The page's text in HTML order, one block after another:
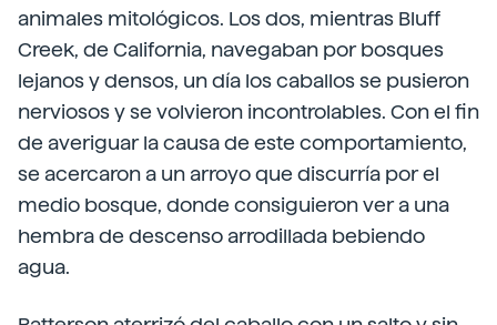
animales mitológicos. Los dos, mientras Bluff
Creek, de California, navegaban por bosques
lejanos y densos, un día los caballos se pusieron
nerviosos y se volvieron incontrolables. Con el fin
de averiguar la causa de este comportamiento,
se acercaron a un arroyo que discurría por el
medio bosque, donde consiguieron ver a una
hembra de descenso arrodillada bebiendo
agua.